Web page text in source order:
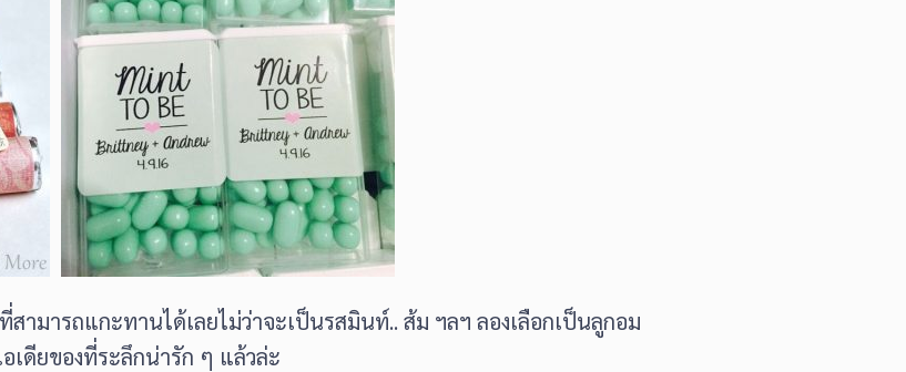
ามารถแกะทานได้เลยไม่ว่าจะเป็นรสมินท์.. ส้ม ฯลฯ ลองเลือกเป็นลูกอม
เดียของที่ระลึกน่ารัก ๆ แล้วล่ะ